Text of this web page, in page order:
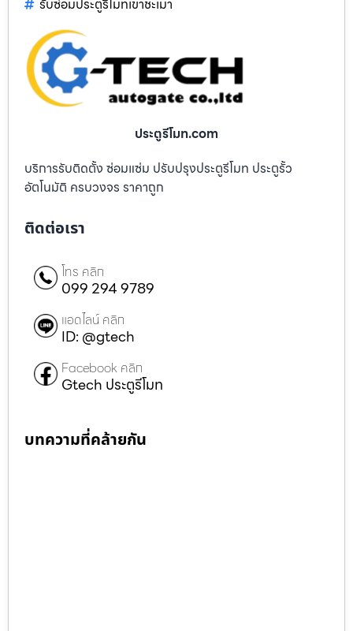
รับซ่อมประตูรีโมทเขาชะเมา
ประตูรีโมท.com
บริการรับติดตั้ง ซ่อมแซ่ม ปรับปรุงประตูรีโมท ประตูรั้ว
อัตโนมัติ ครบวงจร ราคาถูก
ติดต่อเรา
โทร คลิก
099 294 9789
แอดไลน์ คลิก
ID: @gtech
Facebook คลิก
Gtech ประตูรีโมท
บทความที่คล้ายกัน